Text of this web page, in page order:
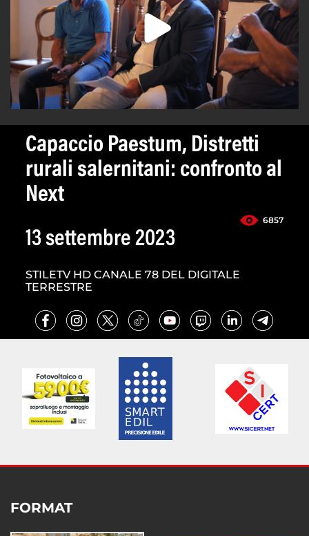
Capaccio Paestum, Distretti
rurali salernitani: confronto al
Next
6857
13 settembre 2023
STILETV HD CANALE 78 DEL DIGITALE
TERRESTRE
FORMAT